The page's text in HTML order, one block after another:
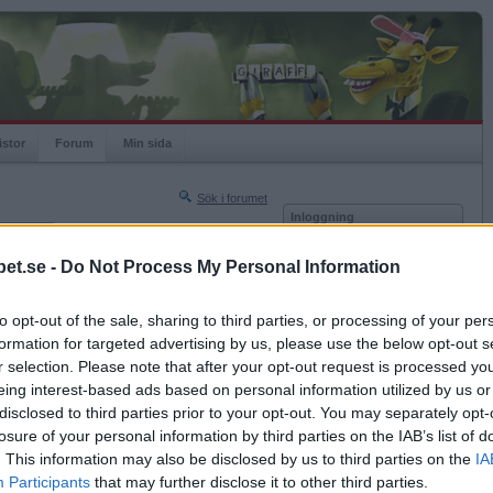
- Do Not Process My Personal Information
opt-out of the sale, sharing to third parties, or processing of your
for targeted advertising by us, please use the below opt-out
selection. Please note that after your opt-out request is processed
interest-based ads based on personal information utilized by us
to third parties prior to your opt-out. You may separately
of your personal information by third parties on the IAB’s list of
This information may also be disclosed by us to third parties on the
Participants that may further disclose it to other third parties.
Forum Min sida
Sök i forumet
Nästa sida »
2025-02-13 08:09
Inloggning
Kom ihåg mig
Glömt ditt lösenord?
Få ny aktiveringslänk
Betapet är gratis!